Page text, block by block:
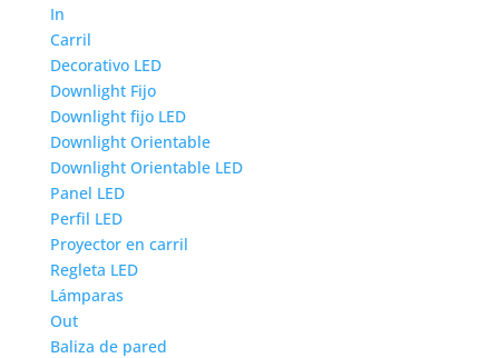
In
Carril
Decorativo LED
Downlight Fijo
Downlight fijo LED
Downlight Orientable
Downlight Orientable LED
Panel LED
Perfil LED
Proyector en carril
Regleta LED
Lámparas
Out
Baliza de pared